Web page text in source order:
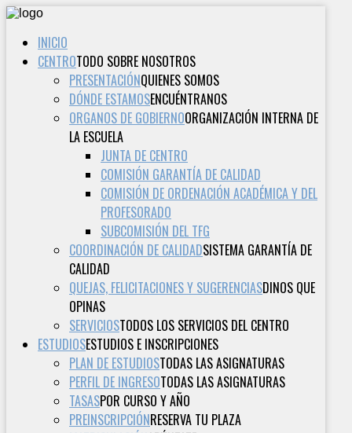
INICIO
CENTROTODO SOBRE NOSOTROS
PRESENTACIÓNQUIENES SOMOS
DÓNDE ESTAMOSENCUÉNTRANOS
ORGANOS DE GOBIERNOORGANIZACIÓN INTERNA DE
LA ESCUELA
JUNTA DE CENTRO
COMISIÓN GARANTÍA DE CALIDAD
COMISIÓN DE ORDENACIÓN ACADÉMICA Y DEL
PROFESORADO
SUBCOMISIÓN DEL TFG
COORDINACIÓN DE CALIDADSISTEMA GARANTÍA DE
CALIDAD
QUEJAS, FELICITACIONES Y SUGERENCIASDINOS QUE
OPINAS
SERVICIOSTODOS LOS SERVICIOS DEL CENTRO
ESTUDIOSESTUDIOS E INSCRIPCIONES
PLAN DE ESTUDIOSTODAS LAS ASIGNATURAS
PERFIL DE INGRESOTODAS LAS ASIGNATURAS
TASASPOR CURSO Y AÑO
PREINSCRIPCIÓNRESERVA TU PLAZA